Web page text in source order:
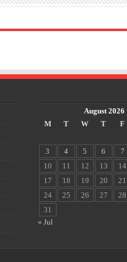
August 2026
M
T W T F
3
4 5 6 7
10
11 12 13 14
17
18 19 20 21
24
25 26 27 28
31
« Jul